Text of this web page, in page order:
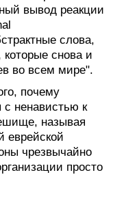
вывод реакции
слова,
снова и
во всем мире".
почему
с ненавистью к
называя
еврейской
чрезвычайно
просто